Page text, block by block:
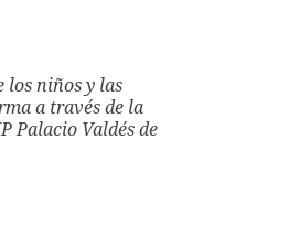
los niños y las
a través de la
Palacio Valdés de